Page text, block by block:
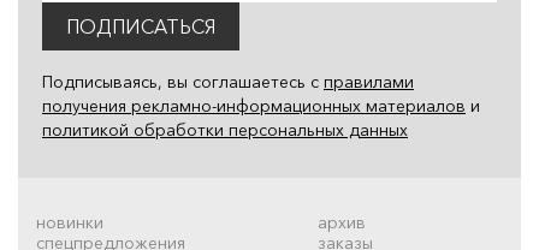
ПОДПИСАТЬСЯ
Подписываясь, вы соглашаетесь с правилами
получения рекламно-информационных материалов и
политикой обработки персональных данных
новинки
спецпредложения
архив
заказы